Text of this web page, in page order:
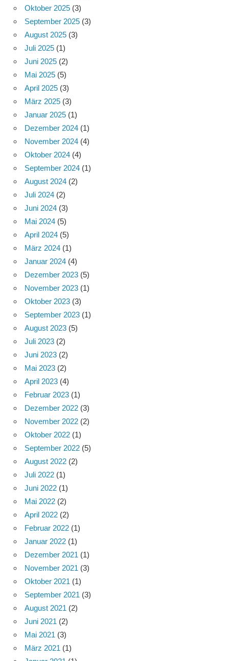
Oktober 2025 (3)
September 2025 (3)
August 2025 (3)
Juli 2025 (1)
Juni 2025 (2)
Mai 2025 (5)
April 2025 (3)
März 2025 (3)
Januar 2025 (1)
Dezember 2024 (1)
November 2024 (4)
Oktober 2024 (4)
September 2024 (1)
August 2024 (2)
Juli 2024 (2)
Juni 2024 (3)
Mai 2024 (5)
April 2024 (5)
März 2024 (1)
Januar 2024 (4)
Dezember 2023 (5)
November 2023 (1)
Oktober 2023 (3)
September 2023 (1)
August 2023 (5)
Juli 2023 (2)
Juni 2023 (2)
Mai 2023 (2)
April 2023 (4)
Februar 2023 (1)
Dezember 2022 (3)
November 2022 (2)
Oktober 2022 (1)
September 2022 (5)
August 2022 (2)
Juli 2022 (1)
Juni 2022 (1)
Mai 2022 (2)
April 2022 (2)
Februar 2022 (1)
Januar 2022 (1)
Dezember 2021 (1)
November 2021 (3)
Oktober 2021 (1)
September 2021 (3)
August 2021 (2)
Juni 2021 (2)
Mai 2021 (3)
März 2021 (1)